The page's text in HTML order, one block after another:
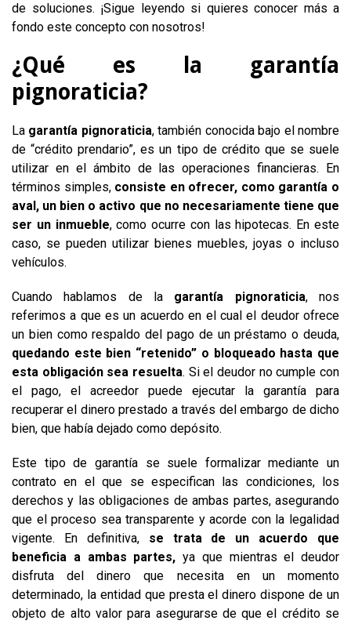
de soluciones. ¡Sigue leyendo si quieres conocer más a
fondo este concepto con nosotros!
¿Qué es la garantía
pignoraticia?
La garantía pignoraticia, también conocida bajo el nombre
de “crédito prendario”, es un tipo de crédito que se suele
utilizar en el ámbito de las operaciones financieras. En
términos simples, consiste en ofrecer, como garantía o
aval, un bien o activo que no necesariamente tiene que
ser un inmueble, como ocurre con las hipotecas. En este
caso, se pueden utilizar bienes muebles, joyas o incluso
vehículos.
Cuando hablamos de la garantía pignoraticia, nos
referimos a que es un acuerdo en el cual el deudor ofrece
un bien como respaldo del pago de un préstamo o deuda,
quedando este bien “retenido” o bloqueado hasta que
esta obligación sea resuelta. Si el deudor no cumple con
el pago, el acreedor puede ejecutar la garantía para
recuperar el dinero prestado a través del embargo de dicho
bien, que había dejado como depósito.
Este tipo de garantía se suele formalizar mediante un
contrato en el que se especifican las condiciones, los
derechos y las obligaciones de ambas partes, asegurando
que el proceso sea transparente y acorde con la legalidad
vigente. En definitiva, se trata de un acuerdo que
beneficia a ambas partes, ya que mientras el deudor
disfruta del dinero que necesita en un momento
determinado, la entidad que presta el dinero dispone de un
objeto de alto valor para asegurarse de que el crédito se